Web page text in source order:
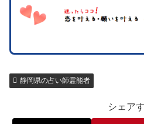
静岡県の占い師霊能者
シェア